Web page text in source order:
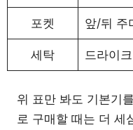
포켓 앞/뒤 주
세탁 드라이
위 표만 봐도 기본기
로 구매할 때는 더 세